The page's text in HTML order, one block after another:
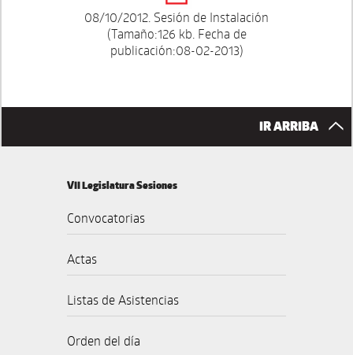
08/10/2012. Sesión de Instalación
(Tamaño:126 kb. Fecha de
publicación:08-02-2013)
IR ARRIBA
VII Legislatura Sesiones
Convocatorias
Actas
Listas de Asistencias
Orden del día